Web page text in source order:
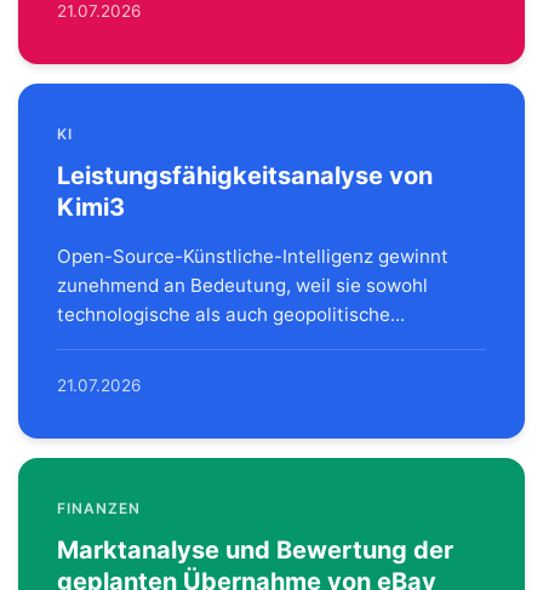
21.07.2026
KI
Leistungsfähigkeitsanalyse von
Kimi3
Open-Source-Künstliche-Intelligenz gewinnt
zunehmend an Bedeutung, weil sie sowohl
technologische als auch geopolitische...
21.07.2026
FINANZEN
Marktanalyse und Bewertung der
geplanten Übernahme von eBay